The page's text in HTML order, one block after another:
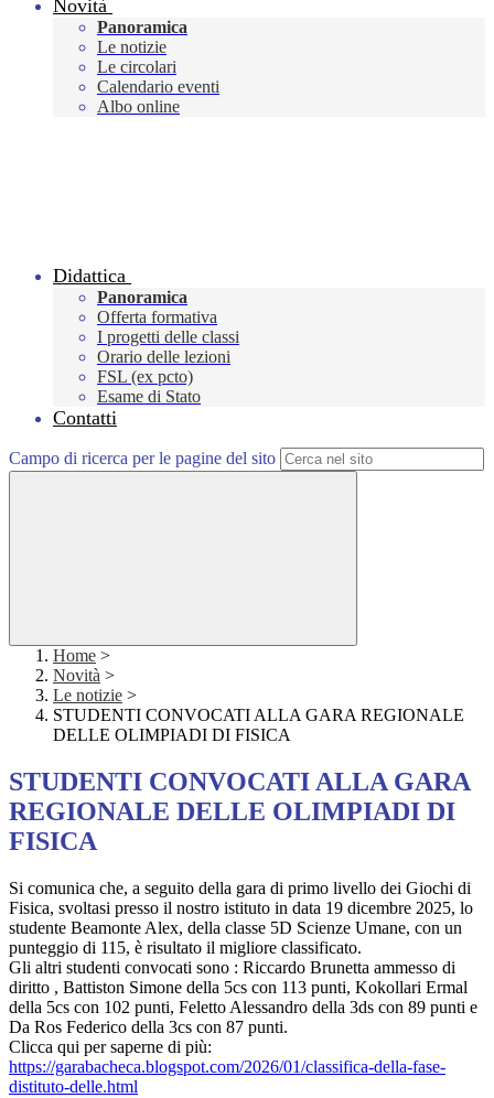
Novità
Panoramica
Le notizie
Le circolari
Calendario eventi
Albo online
Didattica
Panoramica
Offerta formativa
I progetti delle classi
Orario delle lezioni
FSL (ex pcto)
Esame di Stato
Contatti
Campo di ricerca per le pagine del sito
Home >
Novità >
Le notizie >
STUDENTI CONVOCATI ALLA GARA REGIONALE
DELLE OLIMPIADI DI FISICA
STUDENTI CONVOCATI ALLA GARA
REGIONALE DELLE OLIMPIADI DI
FISICA
Si comunica che, a seguito della gara di primo livello dei Giochi di
Fisica, svoltasi presso il nostro istituto in data 19 dicembre 2025, lo
studente Beamonte Alex, della classe 5D Scienze Umane, con un
punteggio di 115, è risultato il migliore classificato.
Gli altri studenti convocati sono : Riccardo Brunetta ammesso di
diritto , Battiston Simone della 5cs con 113 punti, Kokollari Ermal
della 5cs con 102 punti, Feletto Alessandro della 3ds con 89 punti e
Da Ros Federico della 3cs con 87 punti.
Clicca qui per saperne di più:
https://garabacheca.blogspot.com/2026/01/classifica-della-fase-
distituto-delle.html